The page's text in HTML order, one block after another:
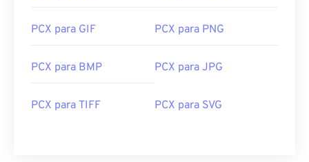
PCX para GIF PCX para PNG
PCX para BMP PCX para JPG
PCX para TIFF PCX para SVG